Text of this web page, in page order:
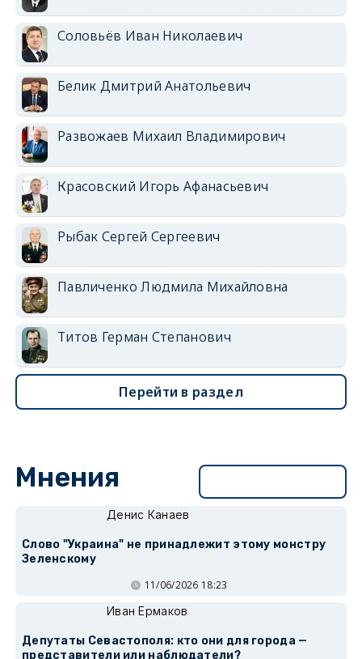
Соловьёв Иван Николаевич
Белик Дмитрий Анатольевич
Развожаев Михаил Владимирович
Красовский Игорь Афанасьевич
Рыбак Сергей Сергеевич
Павличенко Людмила Михайловна
Титов Герман Степанович
Перейти в раздел
Мнения
Денис Канаев
Слово "Украина" не принадлежит этому монстру
Зеленскому
11/06/2026 18:23
Иван Ермаков
Депутаты Севастополя: кто они для города —
представители или наблюдатели?